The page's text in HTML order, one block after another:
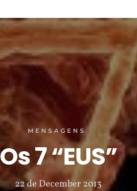
MENSAGENS
Os 7 “EUS”
22 de December 2013